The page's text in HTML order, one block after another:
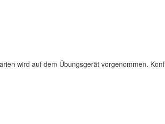
wird auf dem Übungsgerät vorgenommen.